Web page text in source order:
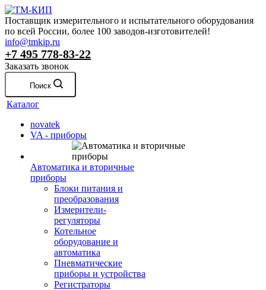
Поставщик измерительного и испытательного оборудования
по всей России, более 100 заводов-изготовителей!
info@tmkip.ru
+7 495 778-83-22
Заказать звонок
Поиск
Каталог
novatek
VA - приборы
Автоматика и вторичные
приборы
Блоки питания и
преобразования
Измерители-
регуляторы
Котельное
оборудование и
автоматика
Пневматические
приборы и устройства
Регистраторы